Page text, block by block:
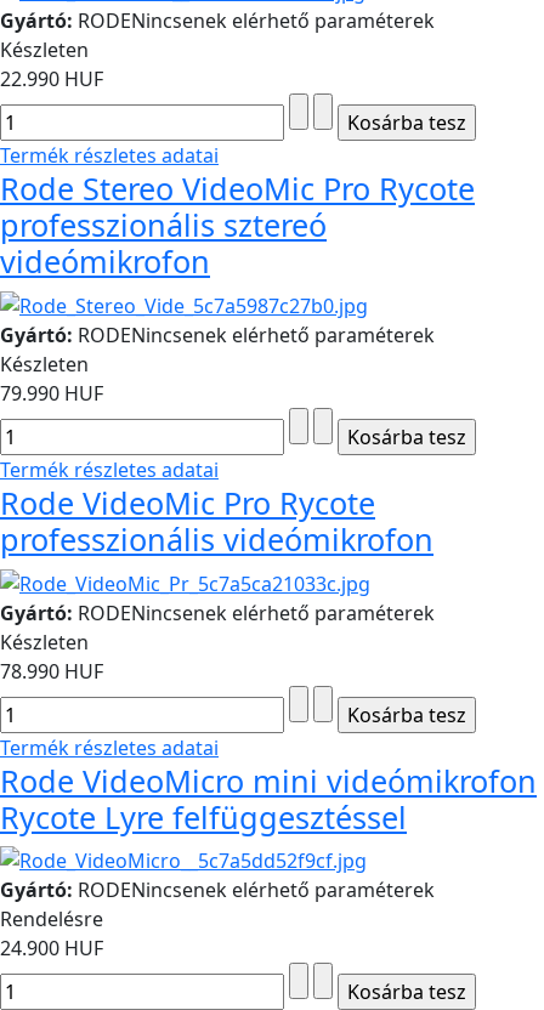
Gyártó: RODENincsenek elérhető paraméterek
Készleten
22.990 HUF
Termék részletes adatai
Rode Stereo VideoMic Pro Rycote
professzionális sztereó
videómikrofon
Gyártó: RODENincsenek elérhető paraméterek
Készleten
79.990 HUF
Termék részletes adatai
Rode VideoMic Pro Rycote
professzionális videómikrofon
Gyártó: RODENincsenek elérhető paraméterek
Készleten
78.990 HUF
Termék részletes adatai
Rode VideoMicro mini videómikrofon
Rycote Lyre felfüggesztéssel
Gyártó: RODENincsenek elérhető paraméterek
Rendelésre
24.900 HUF